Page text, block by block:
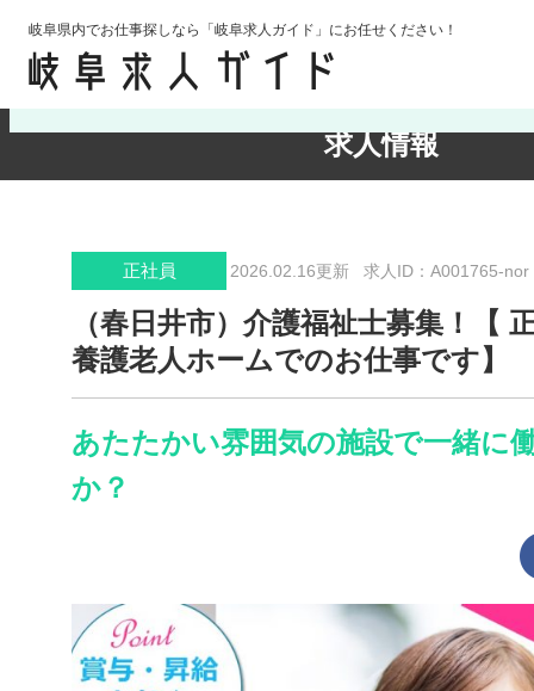
岐阜県内でお仕事探しなら「岐阜求人ガイド」にお任せください！
求人情報
検索条件の確認・変更
正社員 2026.02.16更新 求人ID：A001765-nor
（春日井市）介護福祉士募集！【
養護老人ホームでのお仕事です】
あたたかい雰囲気の施設で一緒に
か？